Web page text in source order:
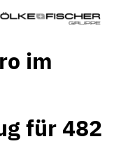
im
für 482